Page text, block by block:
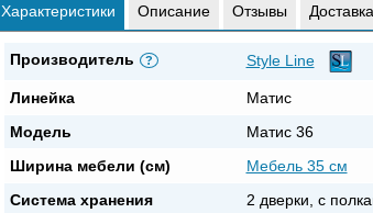
Характеристики Описание Отзывы Доставка
Производитель ? Style Line
Линейка
Матис
Модель
Матис 36
Ширина мебели (см)
Мебель 35 см
Система хранения
2 дверки, с